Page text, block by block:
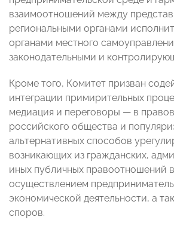
взаимоотношений между
региональными органами
органами местного
законодательными и
Кроме того, Комитет призван
интеграции примирительных
медиация и переговоры — в
российского общества и
альтернативных способов
возникающих из гражданских,
иных публичных правоотношений
осуществлением
экономической деятельности, а
споров.